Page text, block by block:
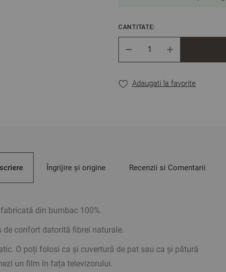
CANTITATE:
Adaugati la favorite
din bumbac 100%.
de confort datorită fibrei naturale.
O poți folosi ca și cuvertură de pat sau ca și pătură
un film în fața televizorului.
Îngrijire și origine Recenzii si Comentarii